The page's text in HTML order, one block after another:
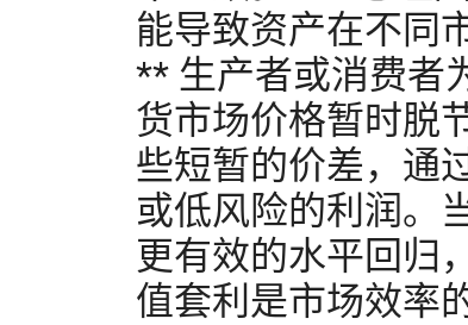
能导致资产在不同
** 生产者或消费者
货市场价格暂时脱
些短暂的价差，通
或低风险的利润。
更有效的水平回归
值套利是市场效率